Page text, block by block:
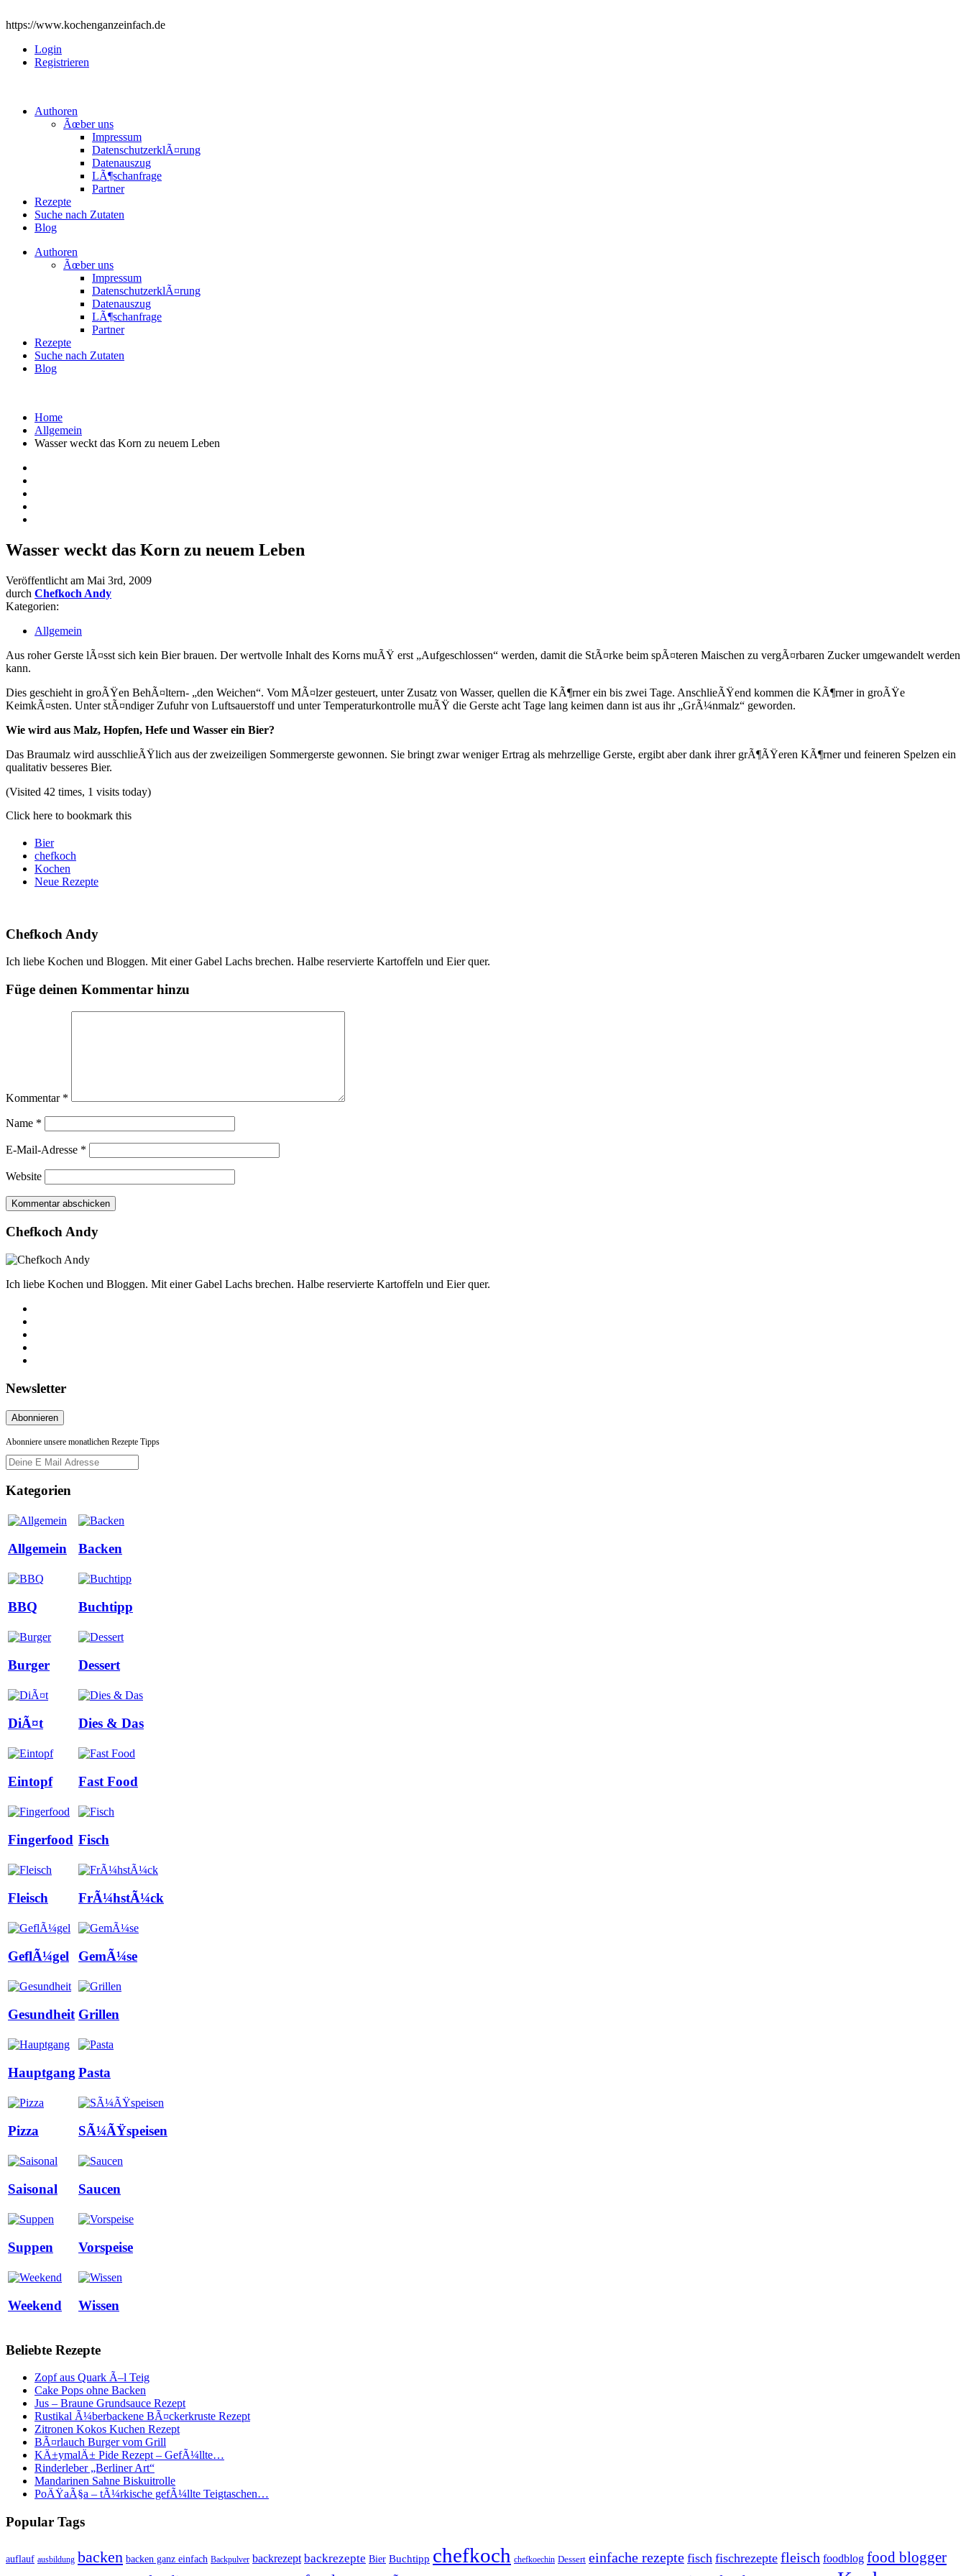
https://www.kochenganzeinfach.de
Login
Registrieren
Authoren
Ãœber uns
Impressum
DatenschutzerklÃ¤rung
Datenauszug
LÃ¶schanfrage
Partner
Rezepte
Suche nach Zutaten
Blog
Authoren
Ãœber uns
Impressum
DatenschutzerklÃ¤rung
Datenauszug
LÃ¶schanfrage
Partner
Rezepte
Suche nach Zutaten
Blog
Home
Allgemein
Wasser weckt das Korn zu neuem Leben
Wasser weckt das Korn zu neuem Leben
Veröffentlicht am Mai 3rd, 2009
durch Chefkoch Andy
Kategorien:
Allgemein
Aus roher Gerste lÃ¤sst sich kein Bier brauen. Der wertvolle Inhalt des Korns muÃŸ erst „Aufgeschlossen“ werden, damit die StÃ¤rke beim spÃ¤teren Maischen zu vergÃ¤rbaren Zucker umgewandelt werden
kann.
Dies geschieht in groÃŸen BehÃ¤ltern- „den Weichen“. Vom MÃ¤lzer gesteuert, unter Zusatz von Wasser, quellen die KÃ¶rner ein bis zwei Tage. AnschlieÃŸend kommen die KÃ¶rner in groÃŸe
KeimkÃ¤sten. Unter stÃ¤ndiger Zufuhr von Luftsauerstoff und unter Temperaturkontrolle muÃŸ die Gerste acht Tage lang keimen dann ist aus ihr „GrÃ¼nmalz“ geworden.
Wie wird aus Malz, Hopfen, Hefe und Wasser ein Bier?
Das Braumalz wird ausschlieÃŸlich aus der zweizeiligen Sommergerste gewonnen. Sie bringt zwar weniger Ertrag als mehrzellige Gerste, ergibt aber dank ihrer grÃ¶ÃŸeren KÃ¶rner und feineren Spelzen ein
qualitativ besseres Bier.
(Visited 42 times, 1 visits today)
Click here to bookmark this
Bier
chefkoch
Kochen
Neue Rezepte
Chefkoch Andy
Ich liebe Kochen und Bloggen. Mit einer Gabel Lachs brechen. Halbe reservierte Kartoffeln und Eier quer.
Füge deinen Kommentar hinzu
Kommentar *
Name *
E-Mail-Adresse *
Website
Chefkoch Andy
Ich liebe Kochen und Bloggen. Mit einer Gabel Lachs brechen. Halbe reservierte Kartoffeln und Eier quer.
Newsletter
Abonniere unsere monatlichen Rezepte Tipps
Kategorien
Allgemein Backen
BBQ Buchtipp
Burger Dessert
DiÃ¤t Dies & Das
Eintopf Fast Food
Fingerfood Fisch
Fleisch FrÃ¼hstÃ¼ck
GeflÃ¼gel GemÃ¼se
Gesundheit Grillen
Hauptgang Pasta
Pizza SÃ¼ÃŸspeisen
Saisonal Saucen
Suppen Vorspeise
Weekend Wissen
Beliebte Rezepte
Zopf aus Quark Ã–l Teig
Cake Pops ohne Backen
Jus – Braune Grundsauce Rezept
Rustikal Ã¼berbackene BÃ¤ckerkruste Rezept
Zitronen Kokos Kuchen Rezept
BÃ¤rlauch Burger vom Grill
KÄ±ymalÄ± Pide Rezept – GefÃ¼llte…
Rinderleber „Berliner Art“
Mandarinen Sahne Biskuitrolle
PoÄŸaÃ§a – tÃ¼rkische gefÃ¼llte Teigtaschen…
Popular Tags
auflauf ausbildung backen backen ganz einfach Backpulver backrezept backrezepte Bier Buchtipp chefkoch chefkoechin Dessert einfache rezepte fisch fischrezepte fleisch foodblog food blogger